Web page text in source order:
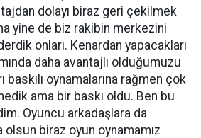
dolayı biraz geri çekilmek
yine de biz rakibin merkezini
onları. Kenardan yapacakları
daha avantajlı olduğumuzu
baskılı oynamalarına rağmen çok
ama bir baskı oldu. Ben bu
Oyuncu arkadaşlara da
biraz oyun oynamamız